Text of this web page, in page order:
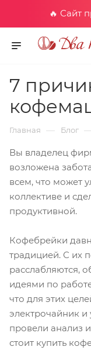
🔥 Сайт
7
Главная — Блог
Вы владелец
возложена
всем, что может
коллективе и
продуктивной.
Кофебрейки
традицией. С их
расслабляются,
идеями по
что для этих
электрочайник
провели анализ
стоит купить